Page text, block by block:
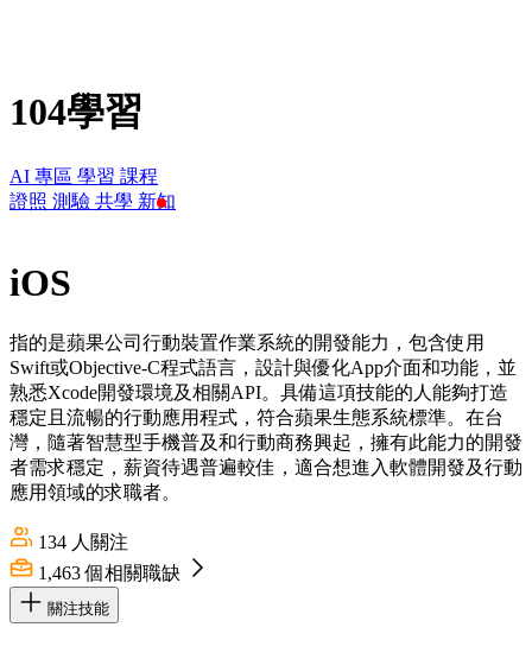
104學習
AI 專區 學習 課程
證照 測驗 共學 新知
iOS
指的是蘋果公司行動裝置作業系統的開發能力，包含使用
Swift或Objective-C程式語言，設計與優化App介面和功能，並
熟悉Xcode開發環境及相關API。具備這項技能的人能夠打造
穩定且流暢的行動應用程式，符合蘋果生態系統標準。在台
灣，隨著智慧型手機普及和行動商務興起，擁有此能力的開發
者需求穩定，薪資待遇普遍較佳，適合想進入軟體開發及行動
應用領域的求職者。
134 人關注
1,463 個相關職缺
關注技能